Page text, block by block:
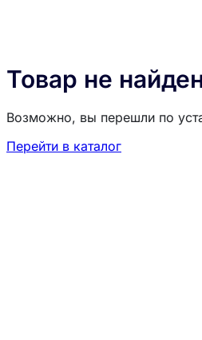
Товар не
Возможно, вы перешли по
Перейти в каталог
Загрузка товаров